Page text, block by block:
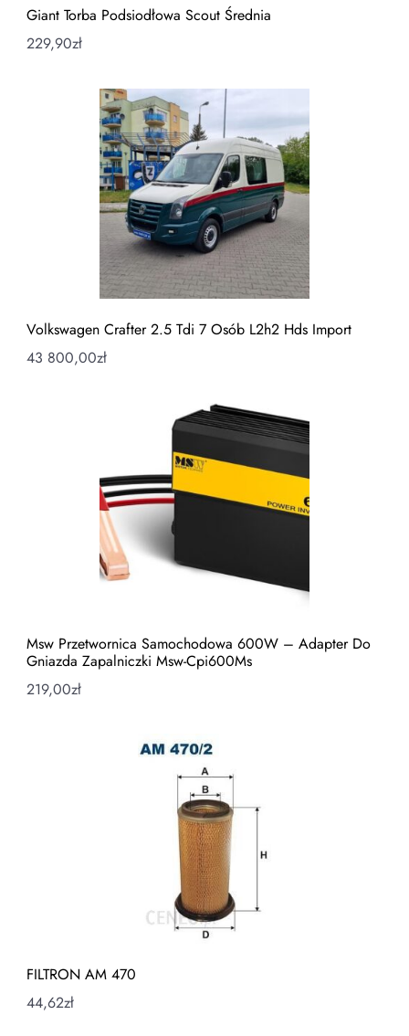
Giant Torba Podsiodłowa Scout Średnia
229,90zł
Volkswagen Crafter 2.5 Tdi 7 Osób L2h2 Hds Import
43 800,00zł
Msw Przetwornica Samochodowa 600W – Adapter Do
Gniazda Zapalniczki Msw-Cpi600Ms
219,00zł
FILTRON AM 470
44,62zł